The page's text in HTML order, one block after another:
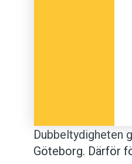
Dubbeltydigheten
Göteborg. Därför